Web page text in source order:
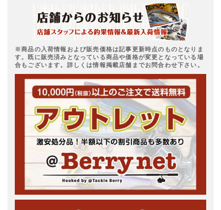
※商品の入荷情報および販売価格は記事更新時点のものとなりま
す。既に販売済みとなっている商品や価格が変更となっている場
合もございます。詳しくは情報掲載店舗までお問合わせ下さい。